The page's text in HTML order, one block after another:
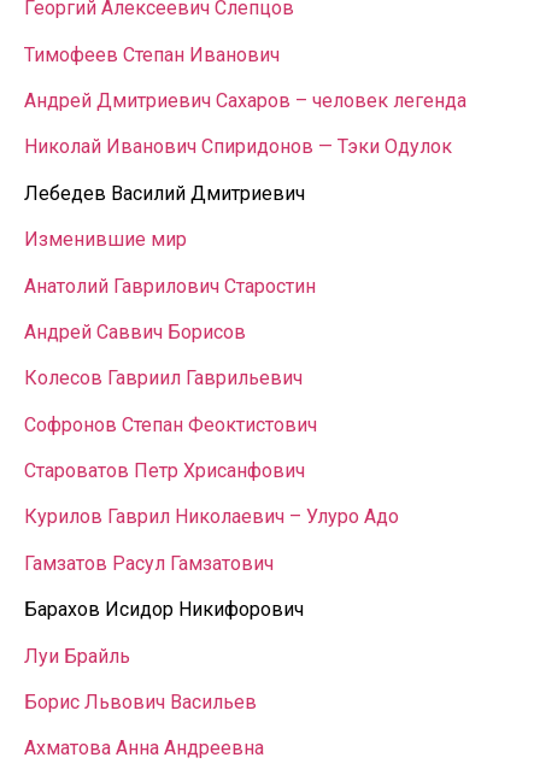
Георгий Алексеевич Слепцов
Тимофеев Степан Иванович
Андрей Дмитриевич Сахаров – человек легенда
Николай Иванович Спиридонов — Тэки Одулок
Лебедев Василий Дмитриевич
Изменившие мир
Анатолий Гаврилович Старостин
Андрей Саввич Борисов
Колесов Гавриил Гаврильевич
Софронов Степан Феоктистович
Староватов Петр Хрисанфович
Курилов Гаврил Николаевич – Улуро Адо
Гамзатов Расул Гамзатович
Барахов Исидор Никифорович
Луи Брайль
Борис Львович Васильев
Ахматова Анна Андреевна